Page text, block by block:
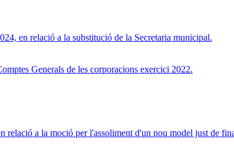
en relació a la substitució de la Secretaria municipal.
Generals de les corporacions exercici 2022.
relació a la moció per l'assoliment d'un nou model just de